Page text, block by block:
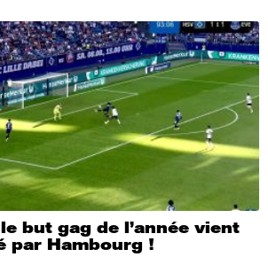
but gag de l’année vient
par Hambourg !